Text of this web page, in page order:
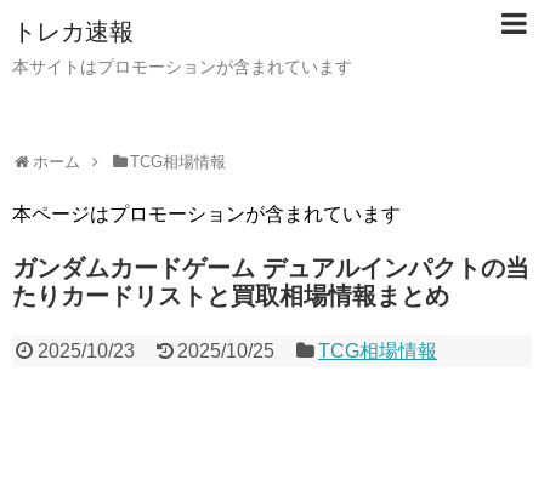
トレカ速報
本サイトはプロモーションが含まれています
ホーム TCG相場情報
本ページはプロモーションが含まれています
ガンダムカードゲーム デュアルインパクトの当
たりカードリストと買取相場情報まとめ
2025/10/23 2025/10/25 TCG相場情報